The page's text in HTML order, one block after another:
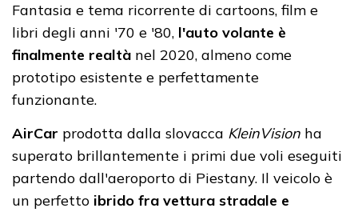
Fantasia e tema ricorrente di cartoons, film e
libri degli anni '70 e '80, l'auto volante è
finalmente realtà nel 2020, almeno come
prototipo esistente e perfettamente
funzionante.
AirCar prodotta dalla slovacca KleinVision ha
superato brillantemente i primi due voli eseguiti
partendo dall'aeroporto di Piestany. Il veicolo è
un perfetto ibrido fra vettura stradale e